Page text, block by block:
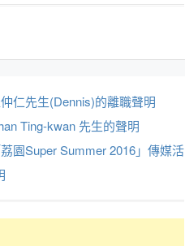
仁先生(Dennis)的離職聲明
Ting-kwan 先生的聲明
園Super Summer 2016」傳媒活